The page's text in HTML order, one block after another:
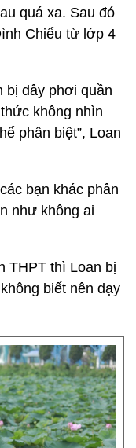
quá xa. Sau đó
Chiểu từ lớp 4
bị dây phơi quần
không nhìn
phân biệt”, Loan
bạn khác phân
như không ai
THPT thì Loan bị
biết nên dạy